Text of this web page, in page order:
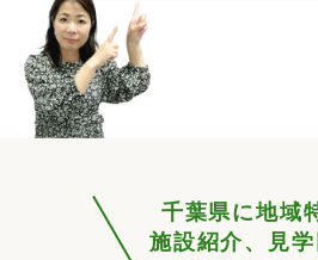
千葉県に地域
施設紹介、見学